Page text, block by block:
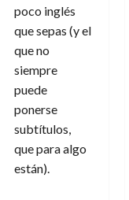
poco inglés
que sepas (y el
que no
siempre
puede
ponerse
subtítulos,
que para algo
están).